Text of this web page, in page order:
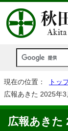
現在の位置： トッ
広報あきた 2025年3
広報あきた